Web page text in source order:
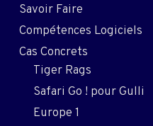
Savoir Faire
Compétences Logiciels
Cas Concrets
Tiger Rags
Safari Go ! pour Gulli
Europe 1